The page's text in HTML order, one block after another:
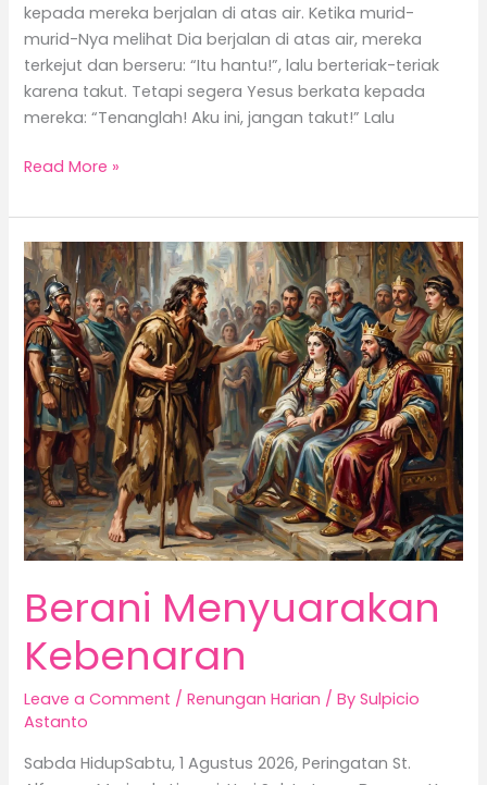
kepada mereka berjalan di atas air. Ketika murid-
murid-Nya melihat Dia berjalan di atas air, mereka
terkejut dan berseru: “Itu hantu!”, lalu berteriak-teriak
karena takut. Tetapi segera Yesus berkata kepada
mereka: “Tenanglah! Aku ini, jangan takut!” Lalu
Read More »
Berani Menyuarakan
Kebenaran
Leave a Comment /Renungan Harian / BySulpicio
Astanto
Sabda HidupSabtu, 1 Agustus 2026, Peringatan St.
Berani
Menyuarakan
Kebenaran